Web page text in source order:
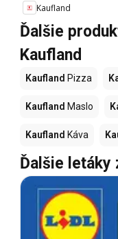
Kaufland
Ďalšie
Kaufland
Kaufland Pizza
Kaufland Maslo
Kaufland Káva
Ďalšie letáky